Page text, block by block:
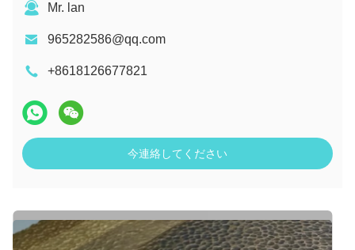
Mr. lan
965282586@qq.com
+8618126677821
今連絡してください